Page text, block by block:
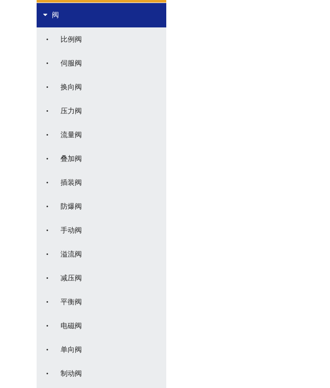
阀
· 比例阀
· 伺服阀
· 换向阀
· 压力阀
· 流量阀
· 叠加阀
· 插装阀
· 防爆阀
· 手动阀
· 溢流阀
· 减压阀
· 平衡阀
· 电磁阀
· 单向阀
· 制动阀